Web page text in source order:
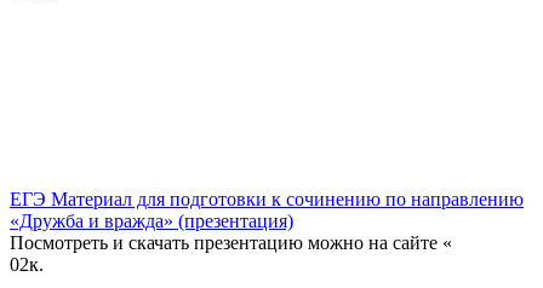
ЕГЭ Материал для подготовки к сочинению по направлению
«Дружба и вражда» (презентация)
Посмотреть и скачать презентацию можно на сайте «
02к.